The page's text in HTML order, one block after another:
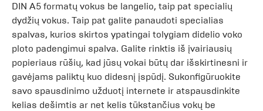
DIN A5 formatų vokus be langelio, taip pat specialių
dydžių vokus. Taip pat galite panaudoti specialias
spalvas, kurios skirtos ypatingai tolygiam didelio voko
ploto padengimui spalva. Galite rinktis iš įvairiausių
popieriaus rūšių, kad jūsų vokai būtų dar išskirtinesni ir
gavėjams paliktų kuo didesnį įspūdį. Sukonfigūruokite
savo spausdinimo užduotį internete ir atspausdinkite
kelias dešimtis ar net kelis tūkstančius vokų be